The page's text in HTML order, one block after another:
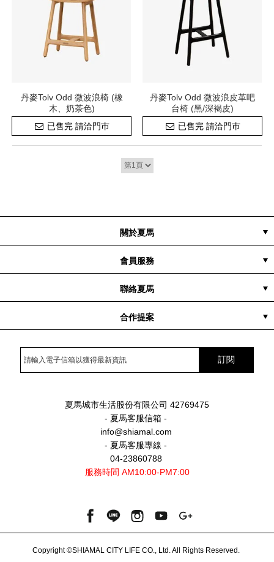
丹麥Tolv Odd 微波浪椅 (橡
木、奶茶色)
已售完 請洽門巿
丹麥Tolv Odd 微波浪皮革吧
台椅 (黑/深褐皮)
已售完 請洽門巿
關於夏馬
會員服務
聯絡夏馬
合作提案
訂閱
夏馬城市生活股份有限公司 42769475
- 夏馬客服信箱 -
info@shiamal.com
- 夏馬客服專線 -
04-23860788
服務時間 AM10:00-PM7:00
Copyright ©SHIAMAL CITY LIFE CO., Ltd. All Rights Reserved.